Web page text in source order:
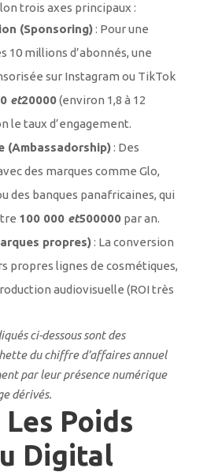
trois axes principaux :
(Sponsoring): Pour une
10 millions d’abonnés, une
sur Instagram ou TikTok
et20000(environ 1,8 à 12
le taux d’engagement.
(Ambassadorship): Des
des marques comme Glo,
des banques panafricaines, qui
100 000 et500000 par an.
propres): La conversion
propres lignes de cosmétiques,
audiovisuelle (ROI très
ci-dessous sont des
du chiffre d’affaires annuel
par leur présence numérique
dérivés.
Les Poids
Digital